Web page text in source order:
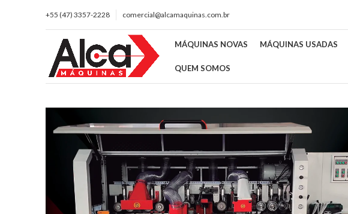
+55 (47) 3357-2228 comercial@alcamaquinas.com.br
MÁQUINAS NOVAS MÁQUINAS USADAS
QUEM SOMOS